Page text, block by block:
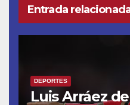
Entrada
DEPORTES
Luis Arráez